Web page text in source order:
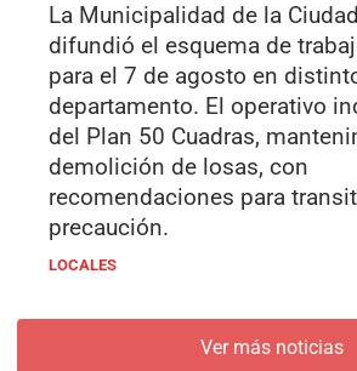
La Municipalidad de la
difundió el esquema de
para el 7 de agosto en
departamento. El operativo
del Plan 50 Cuadras,
demolición de losas, con
recomendaciones para
precaución.
LOCALES
Ver más noticias